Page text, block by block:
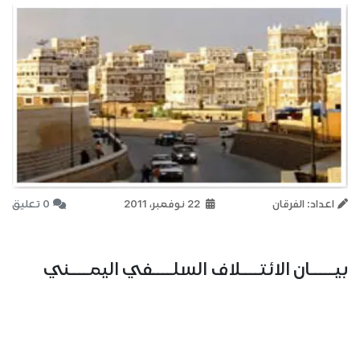
اعداد: الفرقان 0 تعليق
بيـــــان الائتــــلاف السلــــفي اليمــــني